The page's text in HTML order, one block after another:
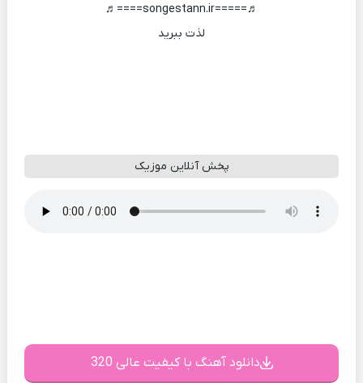
♬=====songestann.ir====♬
لذت ببرید
پخش آنلاین موزیک
دانلود آهنگ با کیفیت عالی 320